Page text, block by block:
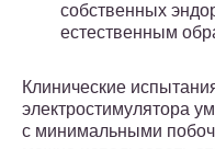
собственных
естественным
Клинические
электростимулятора
с минимальными